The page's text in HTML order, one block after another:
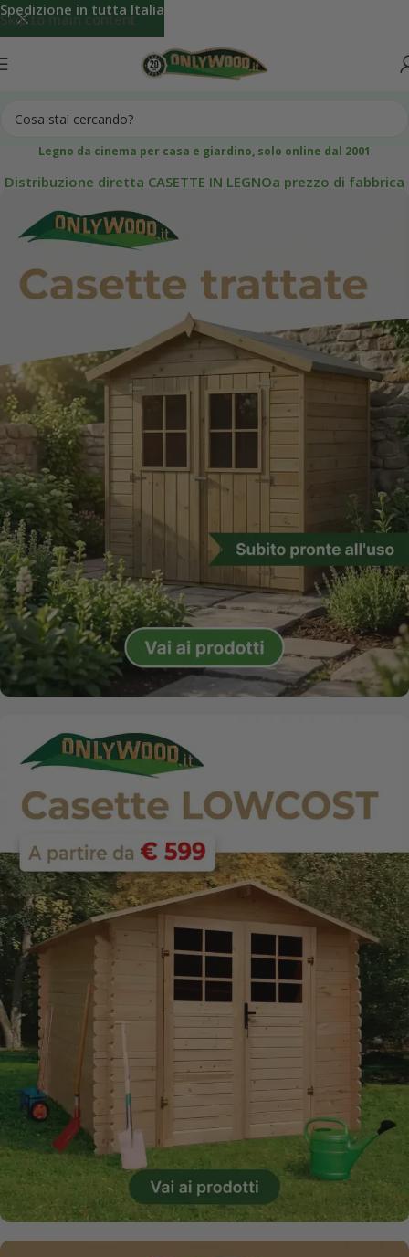
Skip to main content
Legno da cinema per casa e giardino, solo online dal 2001
Distribuzione diretta CASETTE IN LEGNOa prezzo di fabbrica
Spedizione in tutta Italia